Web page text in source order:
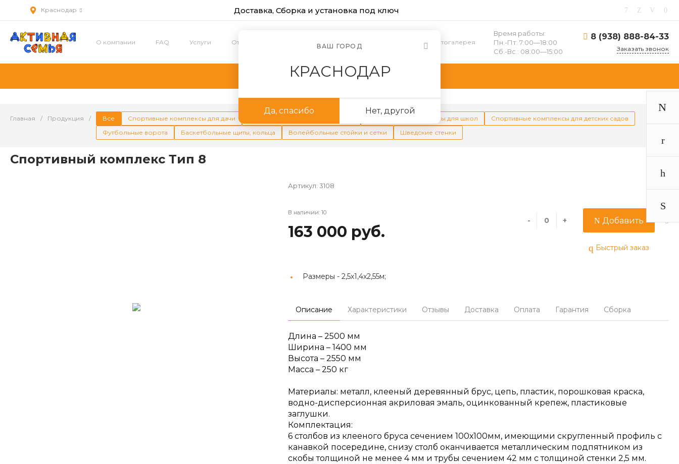
Краснодар
ВАШ ГОРОД
КРАСНОДАР
Да, спасибо Нет, другой
Доставка, Сборка и установка под ключ
О компании FAQ Услуги Отзывы Фотогалерея
Время работы:
Пн.-Пт. 7:00—18:00
Сб.-Вс.: 08:00—15:00
8 (938) 888-84-33
Заказать звонок
Главная / Продукция / Все Спортивные комплексы для дачи Спортивные комплексы для школ
Спортивные комплексы для детских садов
Футбольные ворота
Баскетбольные щиты, кольца Волейбольные стойки и сетки Шведские стенки
Спортивный комплекс Тип 8
Артикул: 3108
В наличии: 10
163 000 руб.
- + Добавить
Быстрый заказ
Размеры - 2,5х1,4х2,55м;
Описание Характеристики Отзывы Доставка Оплата Гарантия Сборка
Длина – 2500 мм
Ширина – 1400 мм
Высота – 2550 мм
Масса – 250 кг
Материалы: металл, клееный деревянный брус, цепь, пластик, порошковая краска,
водно-дисперсионная акриловая эмаль, оцинкованный крепеж, пластиковые
заглушки.
Комплектация:
6 столбов из клееного бруса сечением 100х100мм, имеющими скругленный профиль с
канавкой посередине, снизу столб оканчивается металлическим подпятником из
скобы толщиной не менее 4 мм и трубы сечением 42 мм с толщиной стенки 2,5 мм.